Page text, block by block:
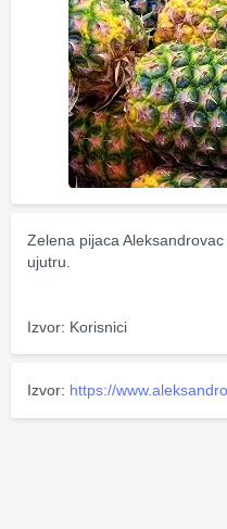
Zelena pijaca
ujutru.
Izvor: Korisnici
Izvor: https://